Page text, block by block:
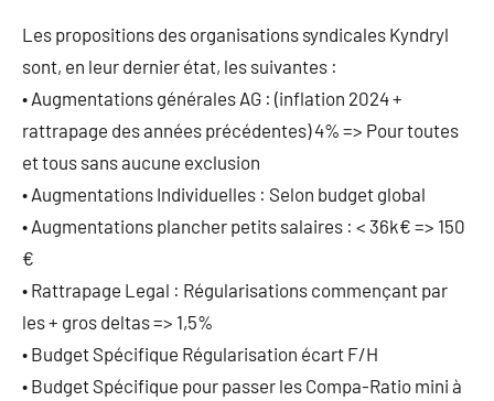
Les propositions des organisations syndicales Kyndryl
sont, en leur dernier état, les suivantes :
• Augmentations générales AG : (inflation 2024 +
rattrapage des années précédentes) 4% => Pour toutes
et tous sans aucune exclusion
• Augmentations Individuelles : Selon budget global
• Augmentations plancher petits salaires : < 36k€ => 150
€
• Rattrapage Legal : Régularisations commençant par
les + gros deltas => 1,5%
• Budget Spécifique Régularisation écart F/H
• Budget Spécifique pour passer les Compa-Ratio mini à